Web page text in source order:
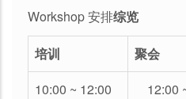
Workshop 安排综览
培训 聚会
10:00 ~ 12:00
12:00